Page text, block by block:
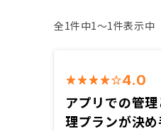
全1件中1〜1件表示中
4.0
アプリでの管
理プランが決